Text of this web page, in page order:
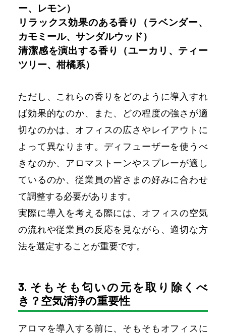
ー、レモン）
リラックス効果のある香り（ラベンダー、
カモミール、サンダルウッド）
清潔感を演出する香り（ユーカリ、ティー
ツリー、柑橘系）
ただし、これらの香りをどのように導入すれ
ば効果的なのか、また、どの程度の強さが適
切なのかは、オフィスの広さやレイアウトに
よって異なります。ディフューザーを使うべ
きなのか、アロマストーンやスプレーが適し
ているのか、従業員の皆さまの好みに合わせ
て調整する必要があります。
実際に導入を考える際には、オフィスの空気
の流れや従業員の反応を見ながら、適切な方
法を選定することが重要です。
3. そもそも匂いの元を取り除くべ
き？空気清浄の重要性
アロマを導入する前に、そもそもオフィスに